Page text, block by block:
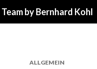
Team by Bernhard Kohl
ALLGEMEIN